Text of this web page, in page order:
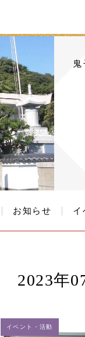
お知らせ イ
2023年
イベント・活動